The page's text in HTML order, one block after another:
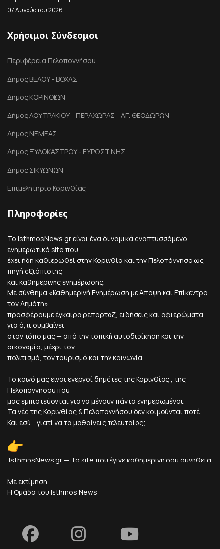
07 Αυγούστου 2026
Χρήσιμοι Σύνδεσμοι
Περιφέρεια Πελοποννήσου
Δήμος ΒΕΛΟΥ - ΒΟΧΑΣ
Δήμος ΚΟΡΙΝΘΙΩΝ
Δήμος ΛΟΥΤΡΑΚΙΟΥ - ΠΕΡΑΧΩΡΑΣ - ΑΓ. ΘΕΟΔΩΡΩΝ
Δήμος ΝΕΜΕΑΣ
Δήμος ΞΥΛΟΚΑΣΤΡΟΥ - ΕΥΡΩΣΤΙΝΗΣ
Δήμος ΣΙΚΥΩΝΩΝ
Επιμελητήριο Κορινθίας
Πληροφορίες
Το IsthmosNews.gr είναι ένα δυναμικά αναπτυσσόμενο
ενημερωτικό site που
έχει ήδη καθιερωθεί στην Κορινθία και την Πελοπόννησο ως
πηγή αξιόπιστης
και καθημερινής ενημέρωσης.
Με σύνθημα «Καθημερινή Ενημέρωση με Άποψη και Επίκεντρο
τον Δημότη»,
προσφέρουμε έγκαιρα ρεπορτάζ, ειδήσεις και αφιερώματα
για ό,τι συμβαίνει
στον τόπο μας — από την τοπική αυτοδιοίκηση και την
οικονομία, μέχρι τον
πολιτισμό, τον τουρισμό και την κοινωνία.
Το κοινό μας είναι ενεργοί δημότες της Κορινθίας , της
Πελοποννήσου που
μας εμπιστεύονται για να μένουν πάντα ενημερωμένοι.
Τα νέα της Κορινθίας & Πελοποννήσου δεν κοιμούνται ποτέ.
Και εσύ... γιατί να τα μαθαίνεις τελευταίος;
IsthmosNews.gr — Το site που έγινε καθημερινή σου συνήθεια.
Με εκτίμηση,
Η Ομάδα του isthmos News